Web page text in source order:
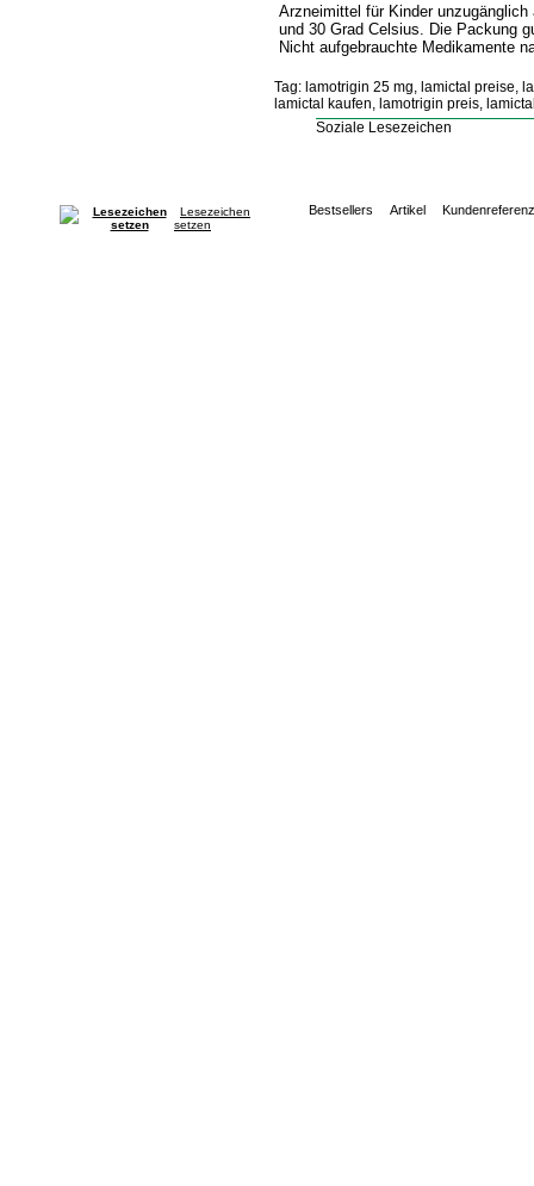
Arzneimittel für Kinder
und 30 Grad Celsius. Die Packung
Nicht aufgebrauchte Medikamente
Tag: lamotrigin 25 mg, lamictal preise,
lamictal kaufen, lamotrigin preis,
Soziale Lesezeichen
Lesezeichen
setzen
Bestsellers Artikel